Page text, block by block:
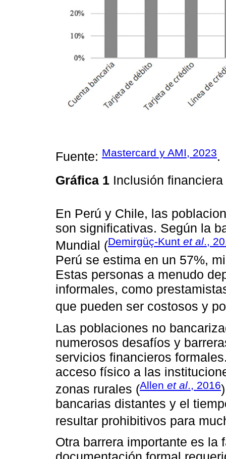
Fuente: Mastercard y AMI, 2023.
Gráfica 1 Inclusión
En Perú y Chile, las
son significativas. Según la
Mundial (Demirgüç-Kunt et al.,
Perú se estima en un 57%,
Estas personas a menudo
informales, como
que pueden ser costosos y
Las poblaciones no
numerosos desafíos y
servicios financieros
acceso físico a las
zonas rurales (Allen et al ., 2016
bancarias distantes y el
resultar prohibitivos para
Otra barrera importante es la